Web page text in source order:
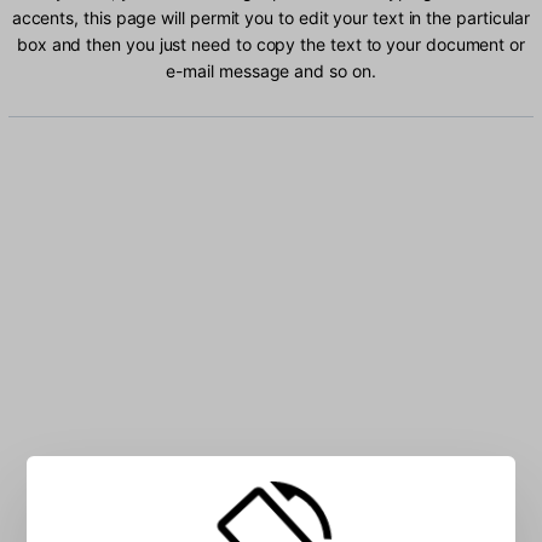
accents, this page will permit you to edit your text in the particular
box and then you just need to copy the text to your document or
e-mail message and so on.
Type Colemak characters into the box: